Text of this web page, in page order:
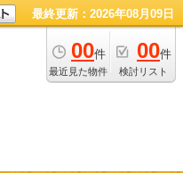
最終更新：2026年08月09日
00件
最近見た物件
00件
検討リスト